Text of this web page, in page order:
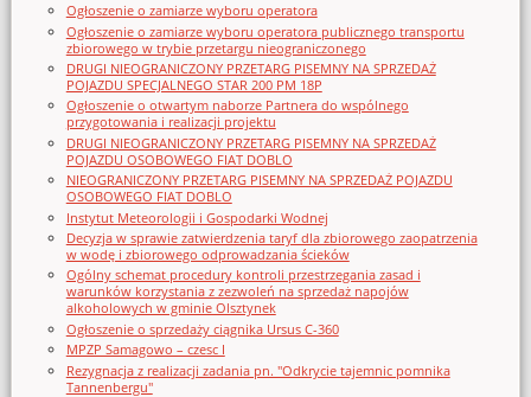
Ogłoszenie o zamiarze wyboru operatora
Ogłoszenie o zamiarze wyboru operatora publicznego transportu
zbiorowego w trybie przetargu nieograniczonego
DRUGI NIEOGRANICZONY PRZETARG PISEMNY NA SPRZEDAŻ
POJAZDU SPECJALNEGO STAR 200 PM 18P
Ogłoszenie o otwartym naborze Partnera do wspólnego
przygotowania i realizacji projektu
DRUGI NIEOGRANICZONY PRZETARG PISEMNY NA SPRZEDAŻ
POJAZDU OSOBOWEGO FIAT DOBLO
NIEOGRANICZONY PRZETARG PISEMNY NA SPRZEDAŻ POJAZDU
OSOBOWEGO FIAT DOBLO
Instytut Meteorologii i Gospodarki Wodnej
Decyzja w sprawie zatwierdzenia taryf dla zbiorowego zaopatrzenia
w wodę i zbiorowego odprowadzania ścieków
Ogólny schemat procedury kontroli przestrzegania zasad i
warunków korzystania z zezwoleń na sprzedaż napojów
alkoholowych w gminie Olsztynek
Ogłoszenie o sprzedaży ciągnika Ursus C-360
MPZP Samagowo – czesc I
Rezygnacja z realizacji zadania pn. "Odkrycie tajemnic pomnika
Tannenbergu"